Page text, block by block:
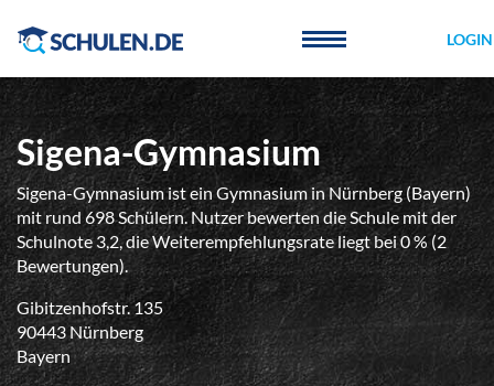
LOGIN
Sigena-Gymnasium
Sigena-Gymnasium ist ein Gymnasium in Nürnberg (Bayern)
mit rund 698 Schülern. Nutzer bewerten die Schule mit der
Schulnote 3,2, die Weiterempfehlungsrate liegt bei 0 % (2
Bewertungen).
Gibitzenhofstr. 135
90443 Nürnberg
Bayern